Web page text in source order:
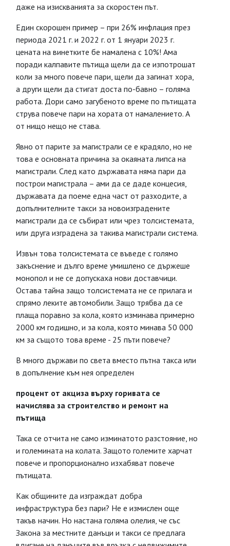
даже на изискванията за скоростен път.
Един скорошен пример – при 26% инфлация през
периода 2021 г. и 2022 г. от 1 януари 2023 г.
цената на винетките бе намалена с 10%! Ама
поради калпавите пътища щели да се изпотрошат
коли за много повече пари, щели да загинат хора,
а други щели да стигат доста по-бавно – голяма
работа. Дори само загубеното време по пътищата
струва повече пари на хората от намалението. А
от нищо нещо не става.
Явно от парите за магистрали се е крадяло, но не
това е основната причина за окаяната липса на
магистрали. След като държавата няма пари да
построи магистрала – ами да се даде концесия,
държавата да поеме една част от разходите, а
допълнителните такси за новоизградените
магистрали да се събират или чрез толсистемата,
или друга изградена за такива магистрали система.
Извън това толсистемата се въведе с голямо
закъснение и дълго време умишлено се държеше
монопол и не се допускаха нови доставчици.
Остава тайна защо толсистемата не се прилага и
спрямо леките автомобили. Защо трябва да се
плаща поравно за кола, която изминава примерно
2000 км годишно, и за кола, която минава 50 000
км за същото това време - 25 пъти повече?
В много държави по света вместо пътна такса или
в допълнение към нея определен
процент от акциза върху горивата се
начислява за строителство и ремонт на
пътища
Така се отчита не само изминатото разстояние, но
и големината на колата. Защото големите харчат
повече и пропорционално изхабяват повече
пътищата.
Как общините да изграждат добра
инфраструктура без пари? Не е измислен още
такъв начин. Но настана голяма олелия, че със
Закона за местните данъци и такси се предлага